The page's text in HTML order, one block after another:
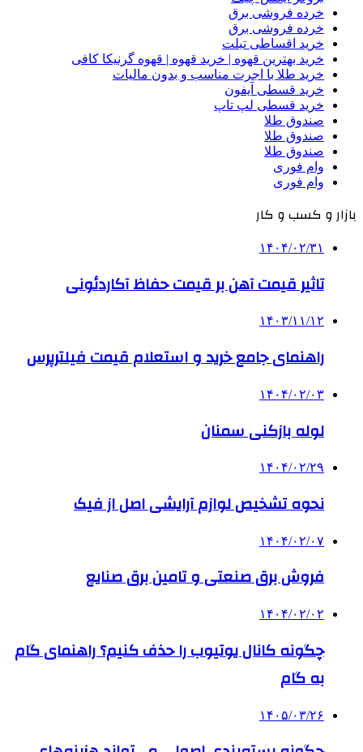
خرده فروشی برق
خرده فروشی برق
خرید اقساطی تبلت
خرید بهترین قهوه | خرید قهوه | قهوه گرنیکا کافی
خرید طلا با اجرت مناسب و بدون مالیات
خرید قسطی آیفون
خرید قسطی لپ تاپ
صندوق طلا
صندوق طلا
صندوق طلا
وام فوری
وام فوری
بازار و کسب و کار
۱۴۰۴/۰۲/۳۱
تاثیر قیمت آهن بر قیمت حفاظ آکاردئونی
۱۴۰۳/۱۱/۱۲
راهنمای جامع خرید و استعلام قیمت فیلترپرس
۱۴۰۴/۰۲/۰۳
لوله بازکنی سمنان
۱۴۰۴/۰۲/۲۹
نحوه تشخیص لوازم آرایشی اصل از فیک
۱۴۰۴/۰۲/۰۷
فروش برق صنعتی و تامین برق صنایع
۱۴۰۴/۰۲/۰۲
چگونه کانال یوتیوب را حذف کنیم؟ راهنمای گام
‌به‌ گام
۱۴۰۵/۰۳/۲۶